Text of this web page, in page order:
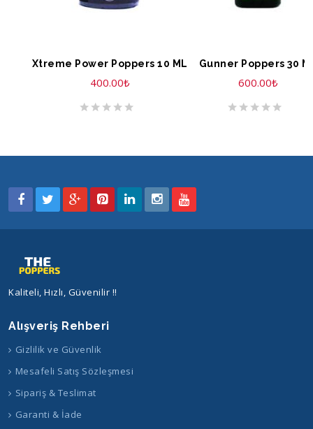
SEPETE EKLE
Xtreme Power Poppers 10 ML
400.00₺
SEPETE EKLE
Gunner Poppers 30
600.00₺
Kaliteli, Hızlı, Güvenilir !!
Alışveriş Rehberi
Gizlilik ve Güvenlik
Mesafeli Satış Sözleşmesi
Sipariş & Teslimat
Garanti & İade